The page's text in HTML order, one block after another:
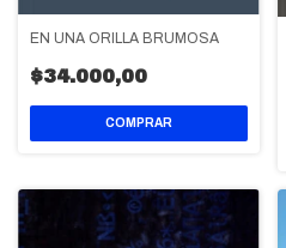
EN UNA ORILLA BRUMOSA
$34.000,00